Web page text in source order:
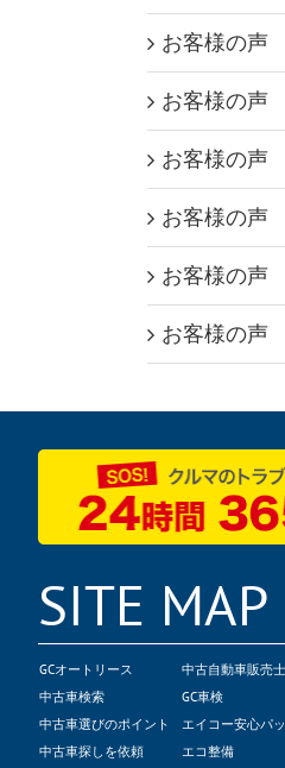
お客様の声
お客様の声
お客様の声
お客様の声
お客様の声
お客様の声
SITE MAP
GCオートリース
中古車検索
中古車選びのポイント
中古車探しを依頼
中古自動車販売士
GC車検
エイコー安心パ
エコ整備